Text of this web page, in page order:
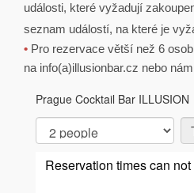
události, které vyžadují
seznam událostí, na které je
• Pro rezervace větší než 6
na info(a)illusionbar.cz nebo